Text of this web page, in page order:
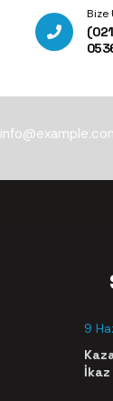
Bize
9
İkaz